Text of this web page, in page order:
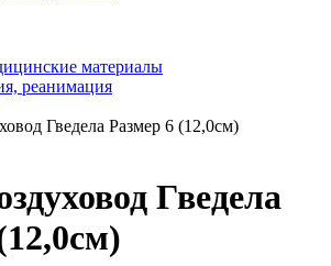
материалы
реанимация
Гведела Размер 6 (12,0см)
Гведела